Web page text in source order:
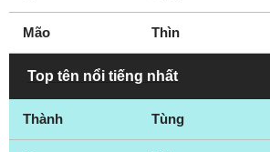
Mão Thìn
Top tên nổi tiếng nhất
Thành Tùng